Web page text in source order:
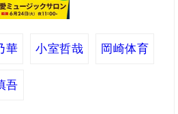
華 小室哲哉 岡崎体育
吾